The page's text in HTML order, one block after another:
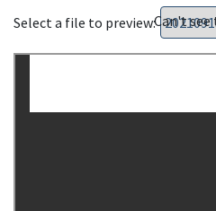
Select a file to preview:Can't see